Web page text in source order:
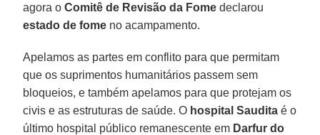
agora oComitê de Revisão da Fome declarou
estado de fome no acampamento.
Apelamos as partes em conflito para que permitam
que os suprimentos humanitários passem sem
bloqueios, e também apelamos para que protejam os
civis e as estruturas de saúde. O hospital Saudita é o
último hospital público remanescente em Darfur do